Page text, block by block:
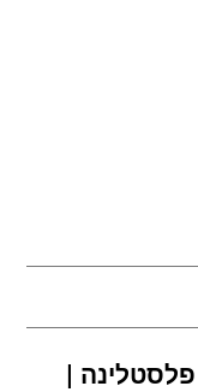
פלסטלינה |